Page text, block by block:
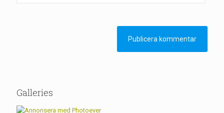
Galleries